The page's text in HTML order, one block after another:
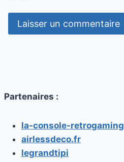
Partenaires :
la-console-retrogaming
airlessdeco.fr
legrandtipi